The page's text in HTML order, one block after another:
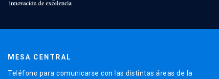
MESA CENTRAL
Teléfono para comunicarse con las distintas áreas de la